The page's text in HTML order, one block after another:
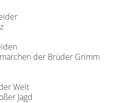
der Brüder Grimm
Welt
Jagd